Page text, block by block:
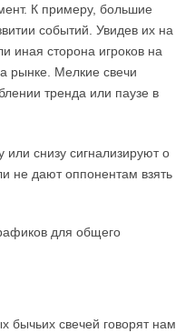
К примеру, большие
событий. Увидев их на
иная сторона игроков на
рынке. Мелкие свечи
тренда или паузе в
снизу сигнализируют о
не дают оппонентам взять
для общего
бычьих свечей говорят нам